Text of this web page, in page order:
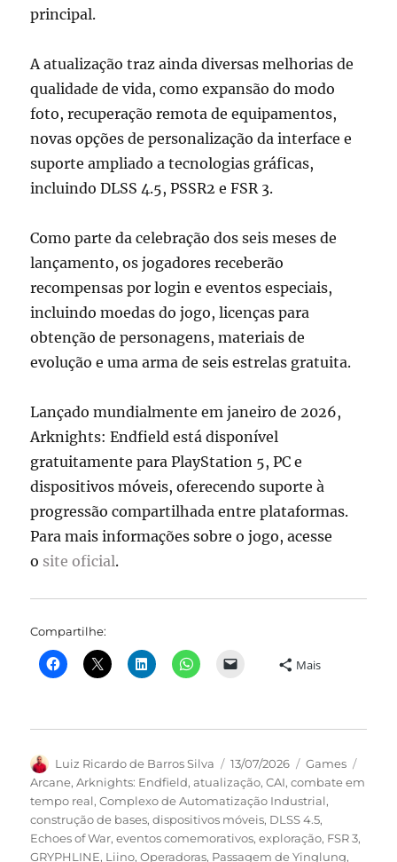
principal.
A atualização traz ainda diversas melhorias de
qualidade de vida, como expansão do modo
foto, recuperação remota de equipamentos,
novas opções de personalização da interface e
suporte ampliado a tecnologias gráficas,
incluindo DLSS 4.5, PSSR2 e FSR 3.
Como parte da celebração dos seis meses de
lançamento, os jogadores receberão
recompensas por login e eventos especiais,
incluindo moedas do jogo, licenças para
obtenção de personagens, materiais de
evolução e uma arma de seis estrelas gratuita.
Lançado mundialmente em janeiro de 2026,
Arknights: Endfield está disponível
gratuitamente para PlayStation 5, PC e
dispositivos móveis, oferecendo suporte à
progressão compartilhada entre plataformas.
Para mais informações sobre o jogo, acesse
o site oficial.
Compartilhe:
Mais
Autor
Luiz Ricardo de Barros Silva
Publicado
em
13/07/2026 Categorias
Games
Arcane,Arknights: Endfield,atualização,CAI,combate em
tempo real,Complexo de Automatização Industrial,
construção de bases,dispositivos móveis, DLSS 4.5,
Echoes of War,eventos comemorativos,exploração, FSR 3,
GRYPHLINE, Liino,Operadoras, Passagem de Yinglung,